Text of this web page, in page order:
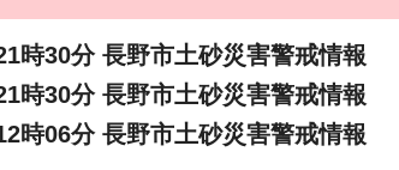
時30分 長野市土砂災害警戒情報
時30分 長野市土砂災害警戒情報
時06分 長野市土砂災害警戒情報